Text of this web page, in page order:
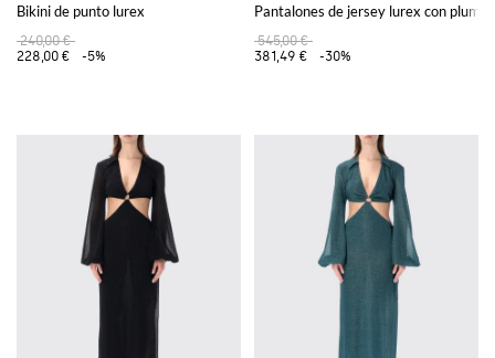
Bikini de punto lurex
240,00 €
228,00 €
-5%
Pantalones de jersey lurex con plumas
545,00 €
381,49 €
-30%